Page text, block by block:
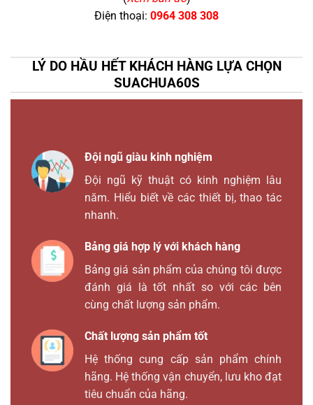
Điện thoại: 0964 308 308
LÝ DO HẦU HẾT KHÁCH HÀNG LỰA CHỌN
SUACHUA60S
Đội ngũ giàu kinh nghiệm
Đội ngũ kỹ thuật có kinh nghiệm lâu
năm. Hiểu biết về các thiết bị, thao tác
nhanh.
Bảng giá hợp lý với khách hàng
Bảng giá sản phẩm của chúng tôi được
đánh giá là tốt nhất so với các bên
cùng chất lượng sản phẩm.
Chất lượng sản phẩm tốt
Hệ thống cung cấp sản phẩm chính
hãng. Hệ thống vận chuyển, lưu kho đạt
tiêu chuẩn của hãng.